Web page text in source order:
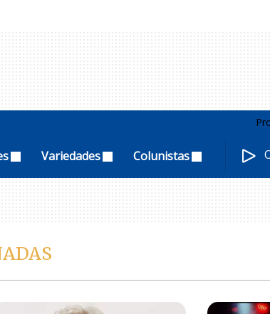
Variedades Colunistas